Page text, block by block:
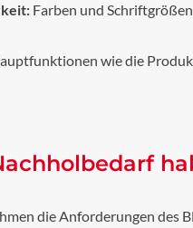
Farben und
wie die
die Anforderungen des